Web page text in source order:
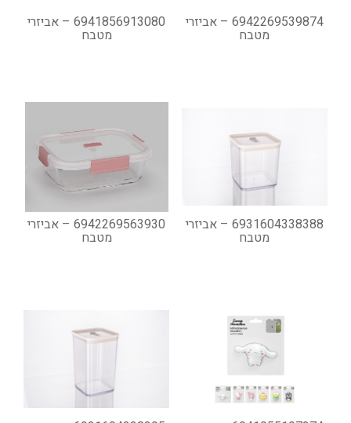
6942269539874 – אביזרי
מטבח
6941856913080 – אביזרי
מטבח
6931604338388 – אביזרי
מטבח
6942269563930 – אביזרי
מטבח